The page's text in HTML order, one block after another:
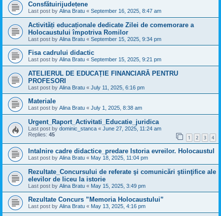
Consfătuirijudețene
Last post by Alina Bratu « September 16, 2025, 8:47 am
Activități educaționale dedicate Zilei de comemorare a
Holocaustului împotriva Romilor
Last post by Alina Bratu « September 15, 2025, 9:34 pm
Fisa cadrului didactic
Last post by Alina Bratu « September 15, 2025, 9:21 pm
ATELIERUL DE EDUCAȚIE FINANCIARĂ PENTRU
PROFESORI
Last post by Alina Bratu « July 11, 2025, 6:16 pm
Materiale
Last post by Alina Bratu « July 1, 2025, 8:38 am
Urgent_Raport_Activitati_Educatie_juridica
Last post by dominic_stanca « June 27, 2025, 11:24 am
Replies: 45 1 2 3 4
Intalnire cadre didactice_predare Istoria evreilor. Holocaustul
Last post by Alina Bratu « May 18, 2025, 11:04 pm
Rezultate_Concursului de referate şi comunicări ştiinţifice ale
elevilor de liceu la istorie
Last post by Alina Bratu « May 15, 2025, 3:49 pm
Rezultate Concurs ”Memoria Holocaustului”
Last post by Alina Bratu « May 13, 2025, 4:16 pm